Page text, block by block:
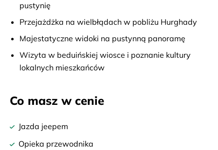
pustynię
Przejażdżka na wielbłądach w pobliżu Hurghady
Majestatyczne widoki na pustynną panoramę
Wizyta w beduińskiej wiosce i poznanie kultury
lokalnych mieszkańców
Co masz w cenie
Jazda jeepem
Opieka przewodnika